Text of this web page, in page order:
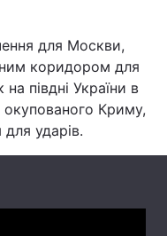
для Москви,
коридором для
півдні України в
Криму,
ударів.